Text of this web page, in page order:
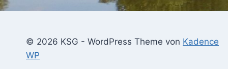
© 2026 KSG - WordPress Theme von Kadence
WP